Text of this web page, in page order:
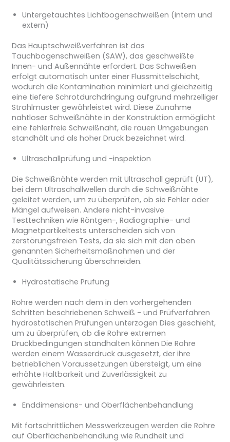
Untergetauchtes Lichtbogenschweißen (intern und
extern)
Das Hauptschweißverfahren ist das
Tauchbogenschweißen (SAW), das geschweißte
Innen- und Außennähte erfordert. Das Schweißen
erfolgt automatisch unter einer Flussmittelschicht,
wodurch die Kontamination minimiert und gleichzeitig
eine tiefere Schrotdurchdringung aufgrund mehrzelliger
Strahlmuster gewährleistet wird. Diese Zunahme
nahtloser Schweißnähte in der Konstruktion ermöglicht
eine fehlerfreie Schweißnaht, die rauen Umgebungen
standhält und als hoher Druck bezeichnet wird.
Ultraschallprüfung und -inspektion
Die Schweißnähte werden mit Ultraschall geprüft (UT),
bei dem Ultraschallwellen durch die Schweißnähte
geleitet werden, um zu überprüfen, ob sie Fehler oder
Mängel aufweisen. Andere nicht-invasive
Testtechniken wie Röntgen-, Radiographie- und
Magnetpartikeltests unterscheiden sich von
zerstörungsfreien Tests, da sie sich mit den oben
genannten Sicherheitsmaßnahmen und der
Qualitätssicherung überschneiden.
Hydrostatische Prüfung
Rohre werden nach dem in den vorhergehenden
Schritten beschriebenen Schweiß - und Prüfverfahren
hydrostatischen Prüfungen unterzogen Dies geschieht,
um zu überprüfen, ob die Rohre extremen
Druckbedingungen standhalten können Die Rohre
werden einem Wasserdruck ausgesetzt, der ihre
betrieblichen Voraussetzungen übersteigt, um eine
erhöhte Haltbarkeit und Zuverlässigkeit zu
gewährleisten.
Enddimensions- und Oberflächenbehandlung
Mit fortschrittlichen Messwerkzeugen werden die Rohre
auf Oberflächenbehandlung wie Rundheit und